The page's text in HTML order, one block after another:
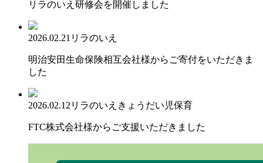
リラのいえ研修会を開催しました
2026.02.21 リラのいえ
明治安田生命保険相互会社様からご寄付をいただきま
した
2026.02.12 リラのいえ きょうだい児保育
FTC株式会社様からご支援いただきました